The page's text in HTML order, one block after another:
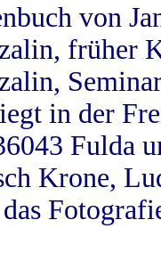
von
früher
in der
Fulda
Krone,